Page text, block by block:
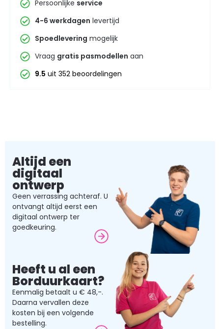
Persoonlijke service
4-6 werkdagen levertijd
Spoedlevering mogelijk
Vraag gratis pasmodellen aan
9.5 uit 352 beoordelingen
Altijd een
digitaal
ontwerp
Geen verrassing achteraf. U
ontvangt altijd eerst een
digitaal ontwerp ter
goedkeuring.
Heeft u al een
Borduurkaart?
Eenmalig betaalt u € 48,-.
Daarna vervallen deze
kosten bij een volgende
bestelling.